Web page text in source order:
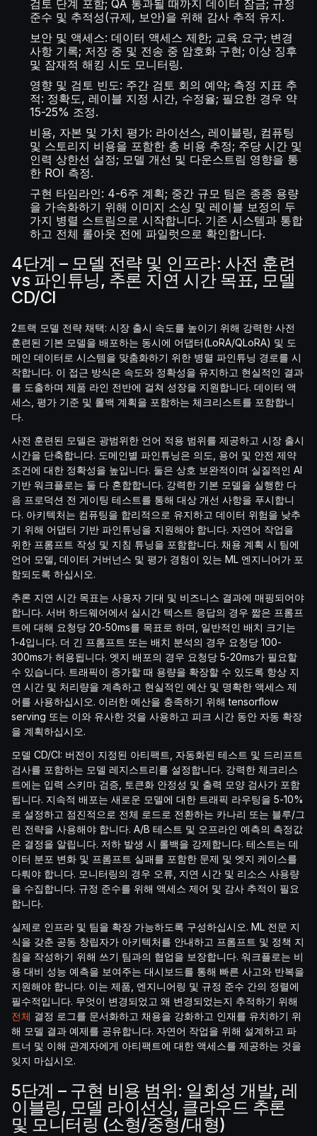
검토 단계 포함; QA 통과될 때까지 데이터 잠금; 규정
준수 및 추적성(규제, 보안)을 위해 감사 추적 유지.
보안 및 액세스: 데이터 액세스 제한; 교육 요구; 변경
사항 기록; 저장 중 및 전송 중 암호화 구현; 이상 징후
및 잠재적 해킹 시도 모니터링.
영향 및 검토 빈도: 주간 검토 회의 예약; 측정 지표 추
적: 정확도, 레이블 지정 시간, 수정율; 필요한 경우 약
15-25% 조정.
비용, 자본 및 가치 평가: 라이선스, 레이블링, 컴퓨팅
및 스토리지 비용을 포함한 총 비용 추정; 주당 시간 및
인력 상한선 설정; 모델 개선 및 다운스트림 영향을 통
한 ROI 측정.
구현 타임라인: 4-6주 계획; 중간 규모 팀은 종종 용량
을 가속화하기 위해 이미지 소싱 및 레이블 보정의 두
가지 병렬 스트림으로 시작합니다. 기존 시스템과 통합
하고 전체 롤아웃 전에 파일럿으로 확인합니다.
4단계 – 모델 전략 및 인프라: 사전 훈련
vs 파인튜닝, 추론 지연 시간 목표, 모델
CD/CI
2트랙 모델 전략 채택: 시장 출시 속도를 높이기 위해 강력한 사전
훈련된 기본 모델을 배포하는 동시에 어댑터(LoRA/QLoRA) 및 도
메인 데이터로 시스템을 맞춤화하기 위한 병렬 파인튜닝 경로를 시
작합니다. 이 접근 방식은 속도와 정확성을 유지하고 현실적인 결과
를 도출하며 제품 라인 전반에 걸쳐 성장을 지원합니다. 데이터 액
세스, 평가 기준 및 롤백 계획을 포함하는 체크리스트를 포함합니
다.
사전 훈련된 모델은 광범위한 언어 적용 범위를 제공하고 시장 출시
시간을 단축합니다. 도메인별 파인튜닝은 의도, 용어 및 안전 제약
조건에 대한 정확성을 높입니다. 둘은 상호 보완적이며 실질적인 AI
기반 워크플로는 둘 다 혼합합니다. 강력한 기본 모델을 실행한 다
음 프로덕션 전 게이팅 테스트를 통해 대상 개선 사항을 푸시합니
다. 아키텍처는 컴퓨팅을 합리적으로 유지하고 데이터 위험을 낮추
기 위해 어댑터 기반 파인튜닝을 지원해야 합니다. 자연어 작업을
위한 프롬프트 작성 및 지침 튜닝을 포함합니다. 채용 계획 시 팀에
언어 모델, 데이터 거버넌스 및 평가 경험이 있는 ML 엔지니어가 포
함되도록 하십시오.
추론 지연 시간 목표는 사용자 기대 및 비즈니스 결과에 매핑되어야
합니다. 서버 하드웨어에서 실시간 텍스트 응답의 경우 짧은 프롬프
트에 대해 요청당 20-50ms를 목표로 하며, 일반적인 배치 크기는
1-4입니다. 더 긴 프롬프트 또는 배치 분석의 경우 요청당 100-
300ms가 허용됩니다. 엣지 배포의 경우 요청당 5-20ms가 필요할
수 있습니다. 트래픽이 증가할 때 용량을 확장할 수 있도록 항상 지
연 시간 및 처리량을 계측하고 현실적인 예산 및 명확한 액세스 제
어를 사용하십시오. 이러한 예산을 충족하기 위해 tensorflow
serving 또는 이와 유사한 것을 사용하고 피크 시간 동안 자동 확장
을 계획하십시오.
모델 CD/CI: 버전이 지정된 아티팩트, 자동화된 테스트 및 드리프트
검사를 포함하는 모델 레지스트리를 설정합니다. 강력한 체크리스
트에는 입력 스키마 검증, 토큰화 안정성 및 출력 모양 검사가 포함
됩니다. 지속적 배포는 새로운 모델에 대한 트래픽 라우팅을 5-10%
로 설정하고 점진적으로 전체 로드로 전환하는 카나리 또는 블루/그
린 전략을 사용해야 합니다. A/B 테스트 및 오프라인 예측의 측정값
은 결정을 알립니다. 저하 발생 시 롤백을 강제합니다. 테스트는 데
이터 분포 변화 및 프롬프트 실패를 포함한 문제 및 엣지 케이스를
다뤄야 합니다. 모니터링의 경우 오류, 지연 시간 및 리소스 사용량
을 수집합니다. 규정 준수를 위해 액세스 제어 및 감사 추적이 필요
합니다.
실제로 인프라 및 팀을 확장 가능하도록 구성하십시오. ML 전문 지
식을 갖춘 공동 창립자가 아키텍처를 안내하고 프롬프트 및 정책 지
침을 작성하기 위해 쓰기 팀과의 협업을 보장합니다. 워크플로는 비
용 대비 성능 예측을 보여주는 대시보드를 통해 빠른 사고와 반복을
지원해야 합니다. 이는 제품, 엔지니어링 및 규정 준수 간의 정렬에
필수적입니다. 무엇이 변경되었고 왜 변경되었는지 추적하기 위해
전체 결정 로그를 문서화하고 채용을 강화하고 인재를 유치하기 위
해 모델 결과 예제를 공유합니다. 자연어 작업을 위해 설계하고 파
트너 및 이해 관계자에게 아티팩트에 대한 액세스를 제공하는 것을
잊지 마십시오.
5단계 – 구현 비용 범위: 일회성 개발, 레
이블링, 모델 라이선싱, 클라우드 추론
및 모니터링 (소형/중형/대형)